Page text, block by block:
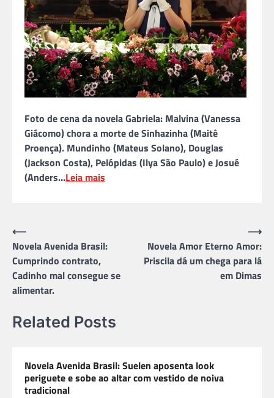
Foto de cena da novela Gabriela: Malvina (Vanessa
Giácomo) chora a morte de Sinhazinha (Maitê
Proença). Mundinho (Mateus Solano), Douglas
(Jackson Costa), Pelópidas (Ilya São Paulo) e Josué
(Anders…Leia mais
Navegação
de
Post
⟵
Novela Avenida Brasil:
Cumprindo contrato,
Cadinho mal consegue se
alimentar.
Novela Amor Eterno Amor:
Priscila dá um chega para lá
em Dimas
⟶
Related Posts
Novela Avenida Brasil: Suelen aposenta look
periguete e sobe ao altar com vestido de noiva
tradicional